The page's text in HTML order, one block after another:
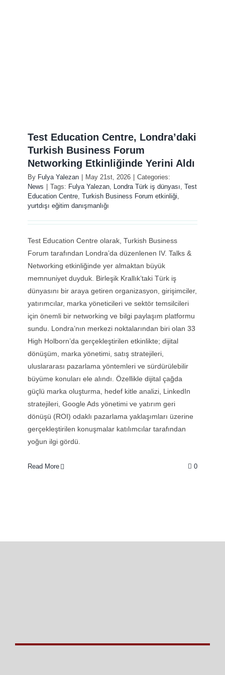
Login
Test Education Centre, Londra’daki
Turkish Business Forum
Networking Etkinliğinde Yerini Aldı
By Fulya Yalezan May 21st, 2026
Categories:
News
Tags: Fulya Yalezan, Londra Türk iş dünyası, Test
Education Centre, Turkish Business Forum etkinliği,
yurtdışı eğitim danışmanlığı
Test Education Centre olarak, Turkish Business
Forum tarafından Londra’da düzenlenen IV. Talks &
Networking etkinliğinde yer almaktan büyük
memnuniyet duyduk. Birleşik Krallık’taki Türk iş
dünyasını bir araya getiren organizasyon, girişimciler,
yatırımcılar, marka yöneticileri ve sektör temsilcileri
için önemli bir networking ve bilgi paylaşım platformu
sundu. Londra’nın merkezi noktalarından biri olan 33
High Holborn’da gerçekleştirilen etkinlikte; dijital
dönüşüm, marka yönetimi, satış stratejileri,
uluslararası pazarlama yöntemleri ve sürdürülebilir
büyüme konuları ele alındı. Özellikle dijital çağda
güçlü marka oluşturma, hedef kitle analizi, LinkedIn
stratejileri, Google Ads yönetimi ve yatırım geri
dönüşü (ROI) odaklı pazarlama yaklaşımları üzerine
gerçekleştirilen konuşmalar katılımcılar tarafından
yoğun ilgi gördü.
Read More 0